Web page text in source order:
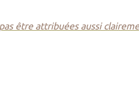
être attribuées aussi